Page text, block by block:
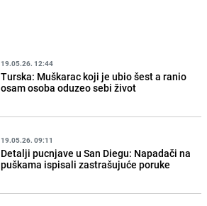
19.05.26. 12:44
Turska: Muškarac koji je ubio šest a ranio
osam osoba oduzeo sebi život
19.05.26. 09:11
Detalji pucnjave u San Diegu: Napadači na
puškama ispisali zastrašujuće poruke